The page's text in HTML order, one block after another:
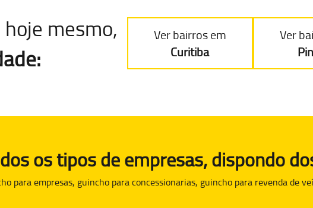
mesmo,
Ver bairros em
Curitiba
Ver
os tipos de empresas, dispondo
para empresas, guincho para concessionarias, guincho para revenda de